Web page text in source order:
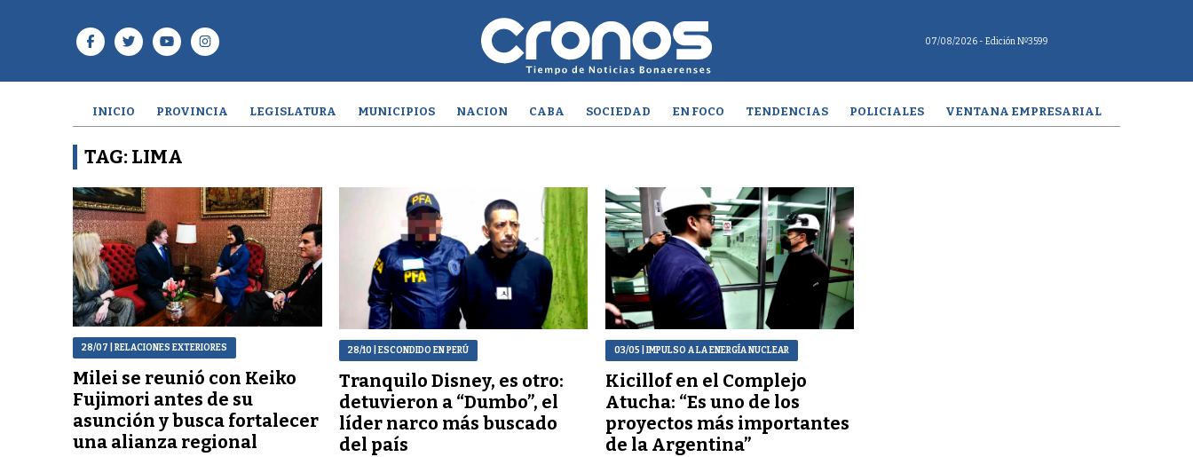
07/08/2026 - Edición Nº3599
INICIO PROVINCIA LEGISLATURA MUNICIPIOS NACION CABA SOCIEDAD EN FOCO TENDENCIAS POLICIALES VENTANA EMPRESARIAL
TAG: LIMA
28/07 | RELACIONES EXTERIORES
Milei se reunió con Keiko
Fujimori antes de su
asunción y busca fortalecer
una alianza regional
28/10 | ESCONDIDO EN PERÚ
Tranquilo Disney, es otro:
detuvieron a “Dumbo”, el
líder narco más buscado
del país
03/05 | IMPULSO A LA ENERGÍA NUCLEAR
Kicillof en el Complejo
Atucha: “Es uno de los
proyectos más importantes
de la Argentina”